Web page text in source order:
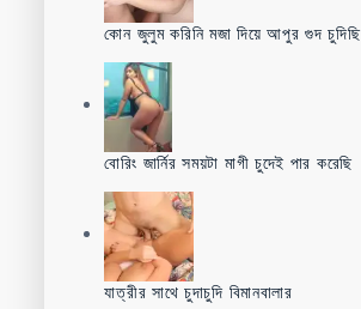
কোন জুলুম করিনি মজা দিয়ে আপুর গুদ চুদিছি
বোরিং জার্নির সময়টা মাগী চুদেই পার করেছি
যাত্রীর সাথে চুদাচুদি বিমানবালার